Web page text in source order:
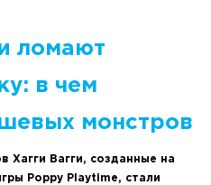
ломают
в чем
монстров
Хагги Вагги, созданные на
Poppy Playtime, стали